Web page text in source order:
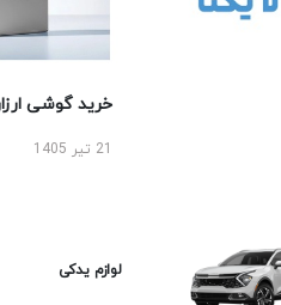
خرید گوشی ارزان
لوازم یدکی